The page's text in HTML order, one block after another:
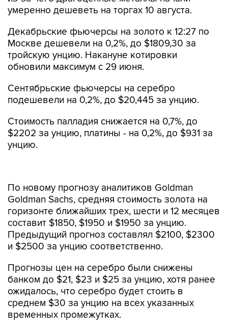
умеренно дешеветь на торгах 10 августа.
Декабрьские фьючерсы на золото к 12:27 по
Москве дешевели на 0,2%, до $1809,30 за
тройскую унцию. Накануне котировки
обновили максимум с 29 июня.
Сентябрьские фьючерсы на серебро
подешевели на 0,2%, до $20,445 за унцию.
Стоимость палладия снижается на 0,7%, до
$2202 за унцию, платины - на 0,2%, до $931 за
унцию.
По новому прогнозу аналитиков Goldman
Goldman Sachs, средняя стоимость золота на
горизонте ближайших трех, шести и 12 месяцев
составит $1850, $1950 и $1950 за унцию.
Предыдущий прогноз составлял $2100, $2300
и $2500 за унцию соответственно.
Прогнозы цен на серебро были снижены
банком до $21, $23 и $25 за унцию, хотя ранее
ожидалось, что серебро будет стоить в
среднем $30 за унцию на всех указанных
временных промежутках.